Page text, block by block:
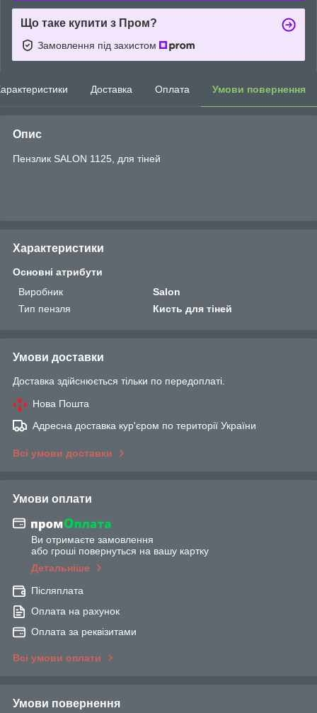
Що таке купити з Пром?
Замовлення під захистом
Доставка Оплата Умови повернення
Опис
Пензлик SALON 1125, для тіней
Характеристики
Основні атрибути
Виробник
Salon
Тип пензля
Кисть для тіней
Умови доставки
Доставка здійснюється тільки по передоплаті.
Нова Пошта
Адресна доставка кур'єром по території України
Всі умови доставки
Умови оплати
Ви отримаєте замовлення
або гроші повернуться на вашу картку
Детальніше
Післяплата
Оплата на рахунок
Оплата за реквізитами
Всі умови оплати
Умови повернення